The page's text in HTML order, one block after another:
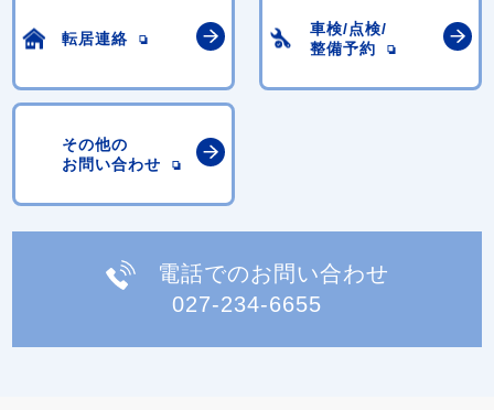
転居連絡
車検/点検/
整備予約
その他の
お問い合わせ
電話でのお問い合わせ
027-234-6655